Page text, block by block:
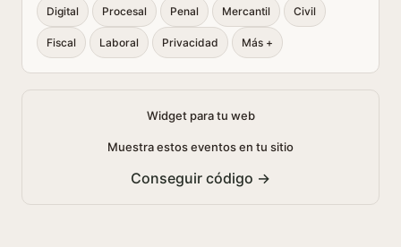
Digital Procesal Penal Mercantil Civil
Fiscal Laboral Privacidad Más +
Widget para tu web
Muestra estos eventos en tu sitio
Conseguir código →